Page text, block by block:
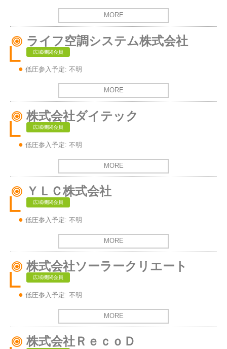
MORE
ライフ空調システム株式会社
広域機関会員
低圧参入予定: 不明
MORE
株式会社ダイテック
広域機関会員
低圧参入予定: 不明
MORE
ＹＬＣ株式会社
広域機関会員
低圧参入予定: 不明
MORE
株式会社ソーラークリエート
広域機関会員
低圧参入予定: 不明
MORE
株式会社ＲｅｃｏＤ